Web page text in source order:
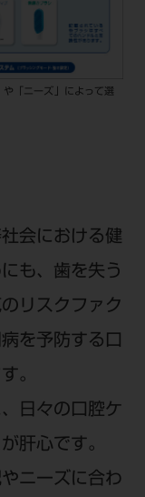
「ニーズ」によって選
会における健
も、歯を失う
リスクファク
を予防する口
。
日々の口腔ケ
肝心です。
ニーズに合わ